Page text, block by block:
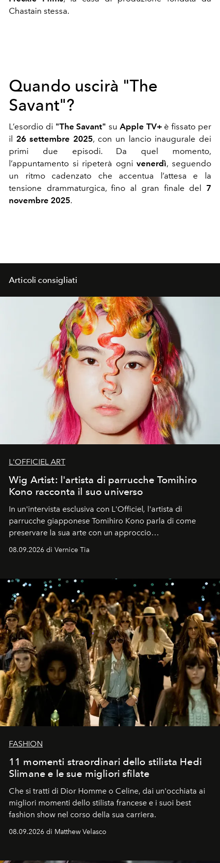
Chastain stessa.
Quando uscirà "The
Savant"?
L’esordio di "The Savant" su Apple TV+è fissato per
il 26 settembre 2025, con un lancio inaugurale dei
primi due episodi. Da quel momento,
l’appuntamento si ripeterà ognivenerdì, seguendo
un ritmo cadenzato che accentua l’attesa e la
tensione drammaturgica, fino al gran finale del 7
novembre 2025.
Articoli consigliati
L'OFFICIEL ART
Wig Artist: l'artista di parrucche Tomihiro
Kono racconta il suo universo
In un'intervista esclusiva con L'Officiel, l'artista di
parrucche giapponese Tomihiro Kono parla di come
preservare la sua arte con un approccio
08.09.2026 di Vernice Tia
FASHION
11 momenti straordinari dello stilista Hedi
Slimane e le sue migliori sfilate
Che si tratti di Dior Homme o Celine, dai un'occhiata ai
migliori momenti dello stilista francese e i suoi best
fashion show nel corso della sua carriera.
08.09.2026 di Matthew Velasco